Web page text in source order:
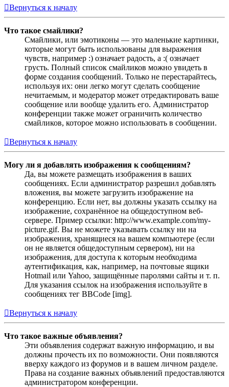
Вернуться к началу
Что такое смайлики?
Смайлики, или эмотиконы — это маленькие картинки,
которые могут быть использованы для выражения
чувств, например :) означает радость, а :( означает
грусть. Полный список смайликов можно увидеть в
форме создания сообщений. Только не перестарайтесь,
используя их: они легко могут сделать сообщение
нечитаемым, и модератор может отредактировать ваше
сообщение или вообще удалить его. Администратор
конференции также может ограничить количество
смайликов, которое можно использовать в сообщении.
Вернуться к началу
Могу ли я добавлять изображения к сообщениям?
Да, вы можете размещать изображения в ваших
сообщениях. Если администратор разрешил добавлять
вложения, вы можете загрузить изображение на
конференцию. Если нет, вы должны указать ссылку на
изображение, сохранённое на общедоступном веб-
сервере. Пример ссылки: http://www.example.com/my-
picture.gif. Вы не можете указывать ссылку ни на
изображения, хранящиеся на вашем компьютере (если
он не является общедоступным сервером), ни на
изображения, для доступа к которым необходима
аутентификация, как, например, на почтовые ящики
Hotmail или Yahoo, защищённые паролями сайты и т. п.
Для указания ссылок на изображения используйте в
сообщениях тег BBCode [img].
Вернуться к началу
Что такое важные объявления?
Эти объявления содержат важную информацию, и вы
должны прочесть их по возможности. Они появляются
вверху каждого из форумов и в вашем личном разделе.
Права на создание важных объявлений предоставляются
администратором конференции.